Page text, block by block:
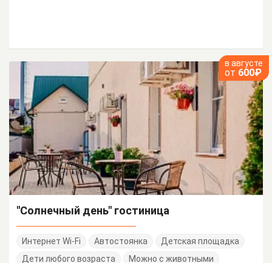
в августе
от 600₽
"Солнечный день" гостиница
Интернет Wi-Fi Автостоянка
Детская площадка
Дети любого возраста
Можно с животными